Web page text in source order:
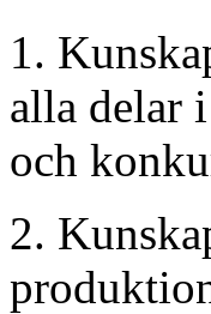
1.
alla delar
och
2.